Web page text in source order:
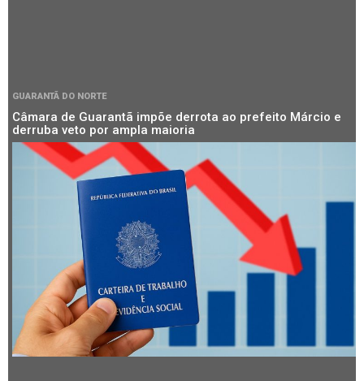
GUARANTÃ DO NORTE
Câmara de Guarantã impõe derrota ao prefeito Márcio e
derruba veto por ampla maioria